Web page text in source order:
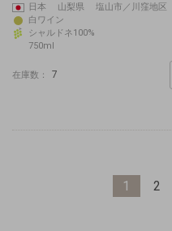
日本 山梨県 塩山市／川窪地区
白ワイン
シャルドネ100%
750ml
在庫数： 7
1 2